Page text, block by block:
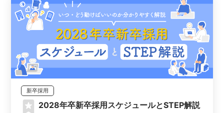
新卒採用
2028年卒新卒採用スケジュールとSTEP解説